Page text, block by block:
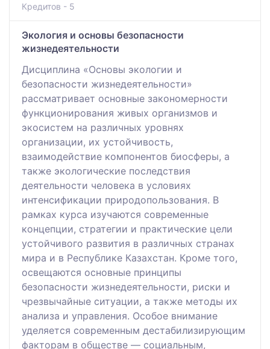
Кредитов - 5
Экология и основы безопасности
жизнедеятельности
Дисциплина «Основы экологии и
безопасности жизнедеятельности»
рассматривает основные закономерности
функционирования живых организмов и
экосистем на различных уровнях
организации, их устойчивость,
взаимодействие компонентов биосферы, а
также экологические последствия
деятельности человека в условиях
интенсификации природопользования. В
рамках курса изучаются современные
концепции, стратегии и практические цели
устойчивого развития в различных странах
мира и в Республике Казахстан. Кроме того,
освещаются основные принципы
безопасности жизнедеятельности, риски и
чрезвычайные ситуации, а также методы их
анализа и управления. Особое внимание
уделяется современным дестабилизирующим
факторам в обществе — социальным,